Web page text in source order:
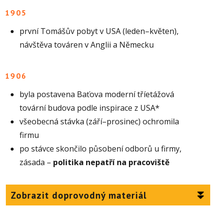
1905
první Tomášův pobyt v USA (leden–květen),
návštěva továren v Anglii a Německu
1906
byla postavena Baťova moderní tříetážová
tovární budova podle inspirace z USA*
všeobecná stávka (září–prosinec) ochromila
firmu
po stávce skončilo působení odborů u firmy,
zásada – politika nepatří na pracoviště
Zobrazit doprovodný materiál